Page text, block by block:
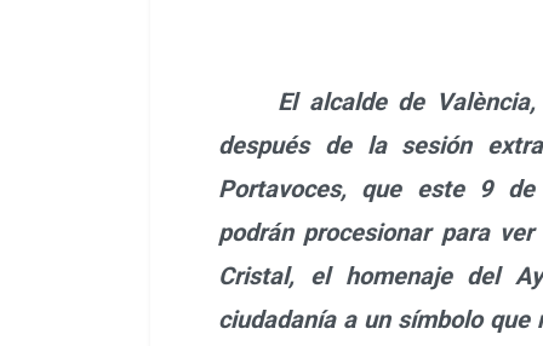
El alcalde de
después de la sesión
Portavoces, que este 9 de
podrán procesionar para
Cristal, el homenaje del
ciudadanía a un símbolo